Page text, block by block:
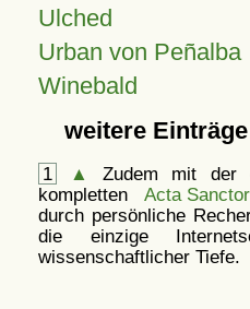
Ulched
Urban von Peñalba
Winebald
weitere
1 ▲
Zudem mit der
kompletten Acta
durch persönliche
die einzige
wissenschaftlicher Tiefe.